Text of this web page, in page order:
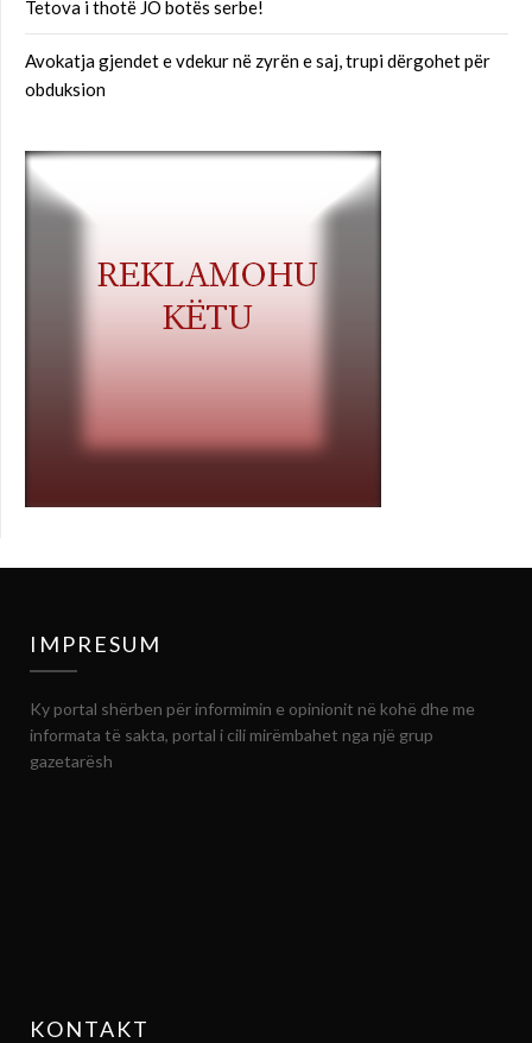
Tetova i thotë JO botës serbe!
Avokatja gjendet e vdekur në zyrën e saj, trupi dërgohet për
obduksion
IMPRESUM
Ky portal shërben për informimin e opinionit në kohë dhe me
informata të sakta, portal i cili mirëmbahet nga një grup
gazetarësh
KONTAKT